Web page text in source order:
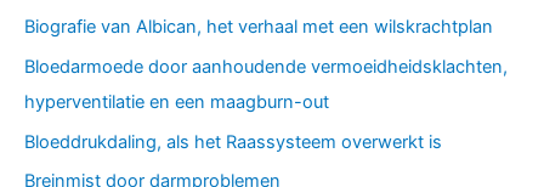
Biografie van Albican, het verhaal met een wilskrachtplan
Bloedarmoede door aanhoudende vermoeidheidsklachten,
hyperventilatie en een maagburn-out
Bloeddrukdaling, als het Raassysteem overwerkt is
Breinmist door darmproblemen